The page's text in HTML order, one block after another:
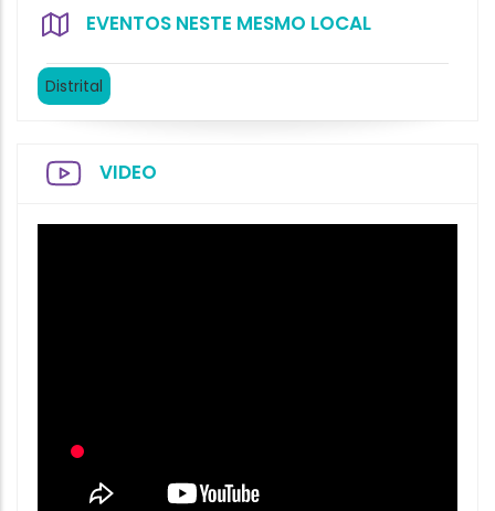
EVENTOS NESTE MESMO LOCAL
Distrital
VIDEO